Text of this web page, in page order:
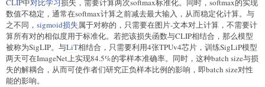
CLIP中对比学习损失，需要计算两次softmax标准化。同时，softmax的实现
数值不稳定，通常在softmax计算之前减去最大输入，从而稳定化计算。与
之不同， sigmoid损失属于对称的，只需要在图片-文本对上计算，不需要计
算所有对的相似度用于标准化。若把该损失函数与CLIP相结合，那么模型
被称为SigLIP。与LiT相结合，只需要利用4张TPUv4芯片，训练SigLiP模型
两天可在ImageNet上实现84.5%的零样本准确率。同时，这种batch size与损
失的解耦合，从而可使作者们研究正负样本比例的影响，即batch size对性
能的影响。